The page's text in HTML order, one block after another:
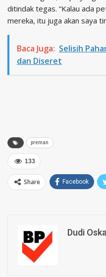
ditindak tegas. “Kalau ada
mereka, itu juga akan saya
Baca Juga: Selisih
dan Diseret
preman
133
Share Facebook
Dudi